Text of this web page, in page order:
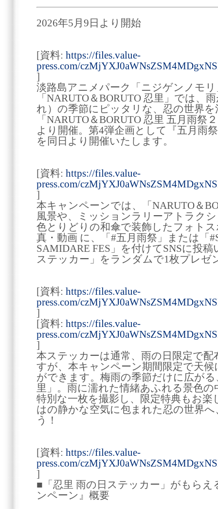
2026年5月9日より開始
[資料: https://files.value-
press.com/
]
淡路島アニメパーク「ニジゲンノモ
「NARUTO＆BORUTO 忍里」では、
れ）の季節にピッタリな、忍の世界
「NARUTO＆BORUTO 忍里 五月雨祭
より開催。第4弾企画として『五月雨
を同日より開催いたします。
[資料: https://files.value-
press.com/
]
本キャンペーンでは、「NARUTO＆
風景や、ミッションラリーアトラク
色とりどりの和傘で装飾したフォト
真・動画 に、「#五月雨祭」または「
SAMIDARE FES」を付けてSNSに投
ステッカー」をランダムで1枚プレゼ
[資料: https://files.value-
press.com/
]
[資料: https://files.value-
press.com/
]
本ステッカーは通常、雨の日限定で
すが、本キャンペーン期間限定で天
ができます。梅雨の季節だけに広がる
里」。雨に濡れた情緒あふれる景色
特別な一枚を撮影し、限定特典もお
はの静かな空気に包まれた忍の世界
う！
[資料: https://files.value-
press.com/
]
■「忍里 雨の日ステッカー」がもらえ
ンペーン』概要